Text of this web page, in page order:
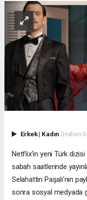
Erkek| Kadın (Haberi
Netflix’in yeni Türk dizisi
sabah saatlerinde
Selahattin Paşalı’nın
sonra sosyal medyada